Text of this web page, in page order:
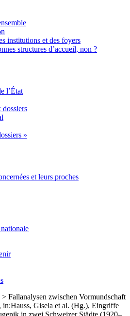
institutions et des foyers
structures d’accueil, non ?
l’État
dossiers
»
et leurs proches
> Fallanalysen zwischen Vormundschaft
Gisela et al. (Hg.), Eingriffe
in zwei Schweizer Städte (1920–